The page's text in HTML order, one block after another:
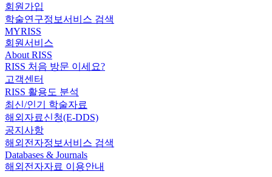
회원가입
학술연구정보서비스 검색
MYRISS
회원서비스
About RISS
RISS 처음 방문 이세요?
고객센터
RISS 활용도 분석
최신/인기 학술자료
해외자료신청(E-DDS)
공지사항
해외전자정보서비스 검색
Databases & Journals
해외전자자료 이용안내